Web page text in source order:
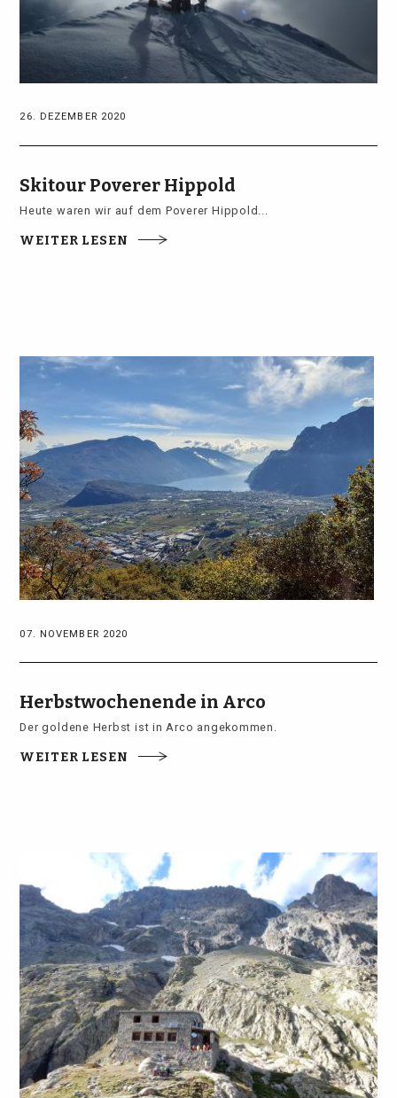
26. DEZEMBER 2020
Skitour Poverer Hippold
Heute waren wir auf dem Poverer Hippold...
WEITER LESEN
07. NOVEMBER 2020
Herbstwochenende in Arco
Der goldene Herbst ist in Arco angekommen.
WEITER LESEN